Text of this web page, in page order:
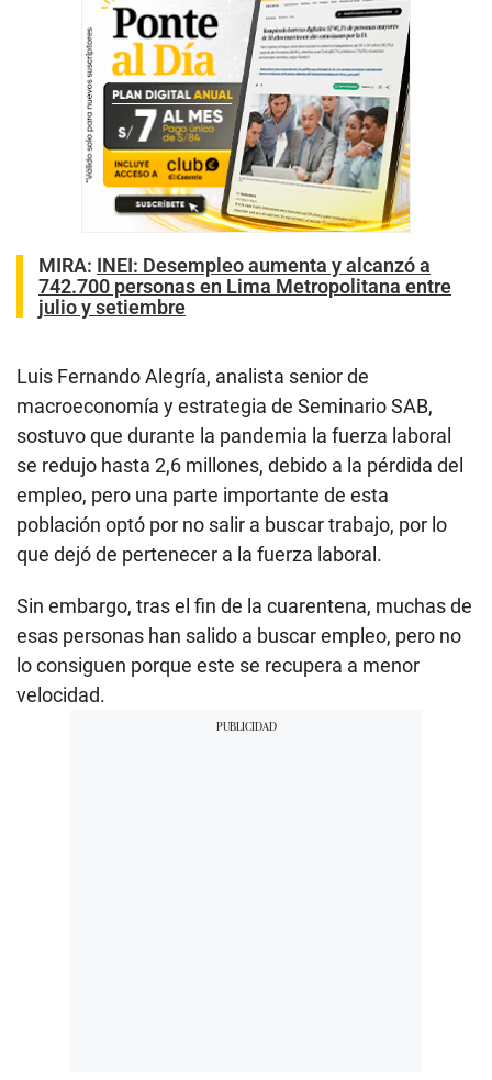
MIRA: INEI: Desempleo aumenta y alcanzó a
742.700 personas en Lima Metropolitana entre
julio y setiembre
Luis Fernando Alegría, analista senior de
macroeconomía y estrategia de Seminario SAB,
sostuvo que durante la pandemia la fuerza laboral
se redujo hasta 2,6 millones, debido a la pérdida del
empleo, pero una parte importante de esta
población optó por no salir a buscar trabajo, por lo
que dejó de pertenecer a la fuerza laboral.
Sin embargo, tras el fin de la cuarentena, muchas de
esas personas han salido a buscar empleo, pero no
lo consiguen porque este se recupera a menor
velocidad.